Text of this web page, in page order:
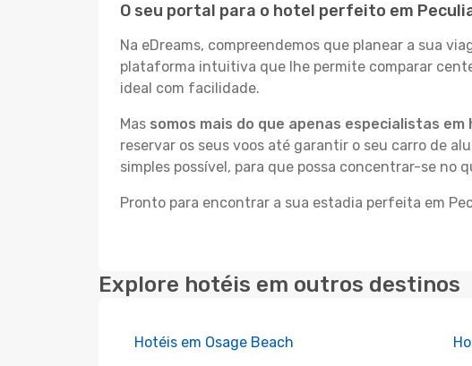
O seu portal para o hotel perfeito em
Na eDreams, compreendemos que planear a sua
plataforma intuitiva que lhe permite comparar
ideal com facilidade.
Mas somos mais do que apenas especialistas em
reservar os seus voos até garantir o seu carro de
simples possível, para que possa concentrar-se no
Pronto para encontrar a sua estadia perfeita em
Explore hotéis em outros destinos
Hotéis em Osage Beach